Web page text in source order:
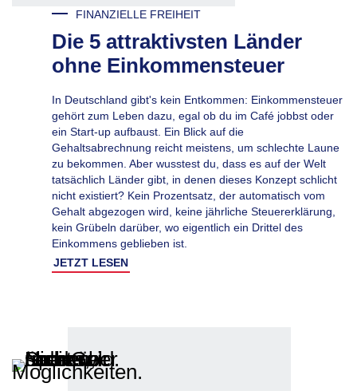
FINANZIELLE FREIHEIT
Die 5 attraktivsten Länder
ohne Einkommensteuer
In Deutschland gibt's kein Entkommen: Einkommensteuer
gehört zum Leben dazu, egal ob du im Café jobbst oder
ein Start-up aufbaust. Ein Blick auf die
Gehaltsabrechnung reicht meistens, um schlechte Laune
zu bekommen. Aber wusstest du, dass es auf der Welt
tatsächlich Länder gibt, in denen dieses Konzept schlicht
nicht existiert? Kein Prozentsatz, der automatisch vom
Gehalt abgezogen wird, keine jährliche Steuererklärung,
kein Grübeln darüber, wo eigentlich ein Drittel des
Einkommens geblieben ist.
JETZT LESEN